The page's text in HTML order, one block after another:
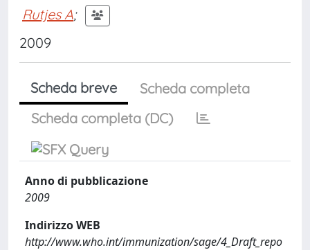
Rutjes A;
2009
Scheda breve
Scheda completa
Scheda completa (DC)
Anno di pubblicazione
2009
Indirizzo WEB
http://www.who.int/immunization/sage/4_Draft_repo